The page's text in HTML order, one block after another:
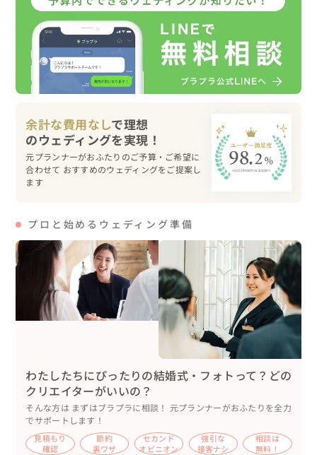
った上品で抜け感のあるアレンジ法をオススメしたところ
とても気に入って下さいました。
テーマカラー:ホワイトになりました。
◯会場ファーストミート
ご提案したお花や空間が当日カタチになり、会場ファース
＊少人数婚 20名
＊コース料理(ケータリング)
＊準備期間約8カ月間
・・・・・・・・・・・・・・・・・・・・・・・・・・
・・・・・・・・・
concept : 「Stand by You」
真っすぐでいつわりのない言葉や
人を想う包み込むような優しさで
積み重ねていく時間の中で
少しずつ築いてきたもの
ふとした瞬間の先に見つけたのは
これまでの景色を変えるほどの世界
余計な費用なしで理想
元プランナーがおふたりのご予算・ご希望に
合わせて おすすめのウェディングをご提案し
ます
プロと始めるウェディング準備
わたしたちにぴったりの結婚式・フォトって？どの
クリエイターがいいの？
そんな方は まずはブラプラに相談！ 元プランナーがおふたりを全力
でサポートします！
見積もり
確認
節約
裏ワザ
セカンド
オピニオン
強引な
接客ナシ
相談は
無料！